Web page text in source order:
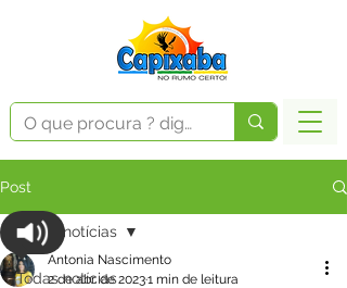
Post
Todas notícias
Todas notícias
Antonia Nascimento
2 de abr. de 20231 min de leitura